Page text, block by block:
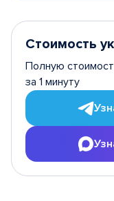
Стоимость
Полную
за 1 минуту